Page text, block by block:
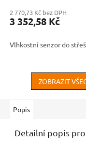
2 770,73 Kč bez DPH
3 352,58 Kč
Vlhkostní senzor do
ZOBRAZIT
Popis
Detailní popis